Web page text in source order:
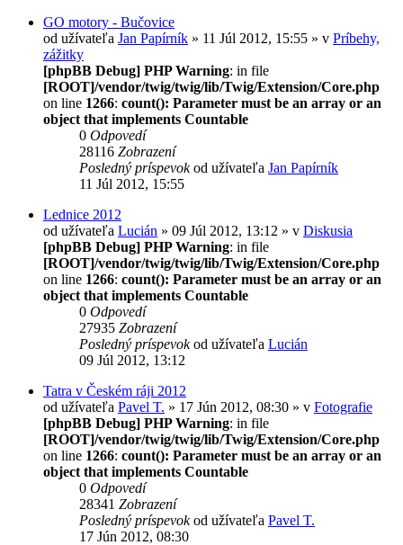
GO motory - Bučovice
od užívateľa Jan Papírník » 11 Júl 2012, 15:55 » v Príbehy,
zážitky
[phpBB Debug] PHP Warning: in file
[ROOT]/vendor/twig/twig/lib/Twig/Extension/Core.php
on line 1266: count(): Parameter must be an array or an
object that implements Countable
0 Odpovedí
28116 Zobrazení
Posledný príspevokod užívateľa Jan Papírník
11 Júl 2012, 15:55
Lednice 2012
od užívateľa Lucián » 09 Júl 2012, 13:12 » v Diskusia
[phpBB Debug] PHP Warning: in file
[ROOT]/vendor/twig/twig/lib/Twig/Extension/Core.php
on line 1266: count(): Parameter must be an array or an
object that implements Countable
0 Odpovedí
27935 Zobrazení
Posledný príspevokod užívateľa Lucián
09 Júl 2012, 13:12
Tatra v Českém ráji 2012
od užívateľa Pavel T. » 17 Jún 2012, 08:30 » v Fotografie
[phpBB Debug] PHP Warning: in file
[ROOT]/vendor/twig/twig/lib/Twig/Extension/Core.php
on line 1266: count(): Parameter must be an array or an
object that implements Countable
0 Odpovedí
28341 Zobrazení
Posledný príspevokod užívateľa Pavel T.
17 Jún 2012, 08:30